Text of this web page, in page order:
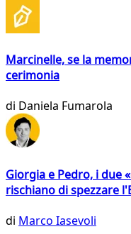
Marcinelle, se la
cerimonia
di Daniela Fumarola
Giorgia e Pedro, i due
rischiano di spezzare
di Marco Iasevoli